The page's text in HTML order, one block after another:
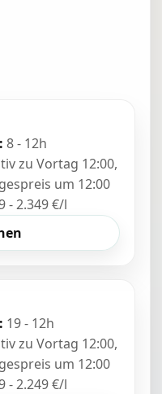
8 - 12h
zu Vortag 12:00,
um 12:00
- 2.349 €/l
19 - 12h
zu Vortag 12:00,
um 12:00
- 2.249 €/l